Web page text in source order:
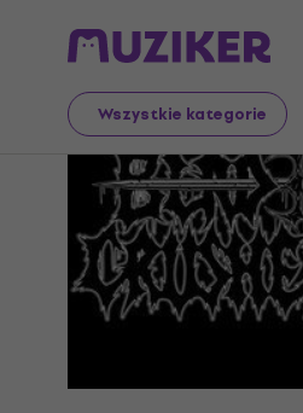
Wszystkie kategorie